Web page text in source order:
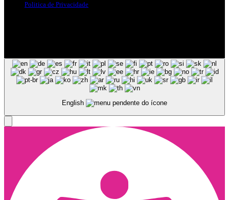
Politica de Privacidade
English